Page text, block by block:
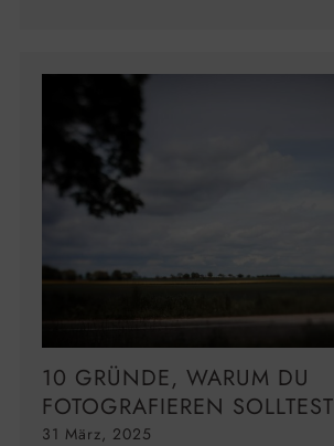
10 GRÜNDE, WARUM DU
FOTOGRAFIEREN SOLLTEST
31 März, 2025